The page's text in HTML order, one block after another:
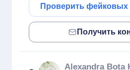
Проверить фейковых
Получить